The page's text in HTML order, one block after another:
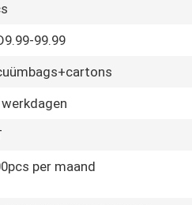
99.99
per maand